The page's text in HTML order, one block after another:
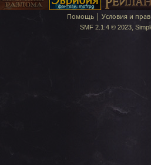
Помощь | Условия и
SMF 2.1.4 © 2023,